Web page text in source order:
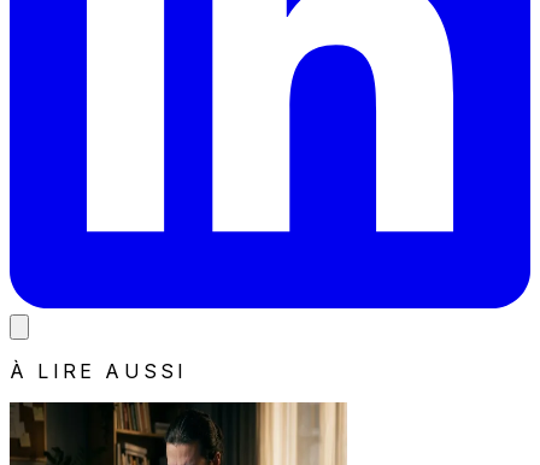
À LIRE AUSSI